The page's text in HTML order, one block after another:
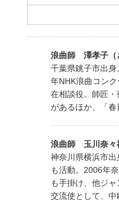
浪曲師 澤孝子（
千葉県銚子市出
年NHK浪曲コン
在相談役。師匠
があるほか、「
浪曲師 玉川奈々
神奈川県横浜市
も活動。2006年
も手掛け、他ジ
交流使として、